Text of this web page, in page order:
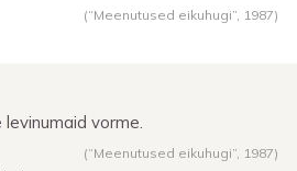
(“Meenutused eikuhugi”, 1987)
vorme.
(“Meenutused eikuhugi”, 1987)